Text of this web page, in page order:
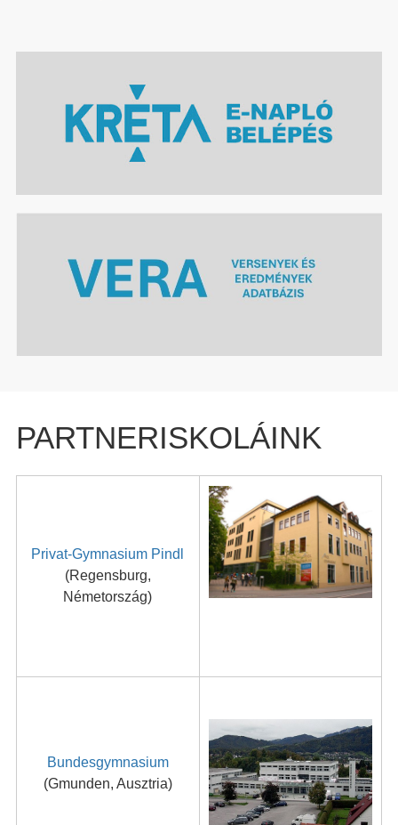
PARTNERISKOLÁINK
Privat-Gymnasium Pindl
(Regensburg,
Németország)
Bundesgymnasium
(Gmunden, Ausztria)